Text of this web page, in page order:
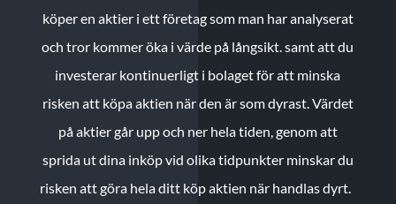
köper en aktier i ett företag som man har analyserat
och tror kommer öka i värde på långsikt. samt att du
investerar kontinuerligt i bolaget för att minska
risken att köpa aktien när den är som dyrast. Värdet
på aktier går upp och ner hela tiden, genom att
sprida ut dina inköp vid olika tidpunkter minskar du
risken att göra hela ditt köp aktien när handlas dyrt.